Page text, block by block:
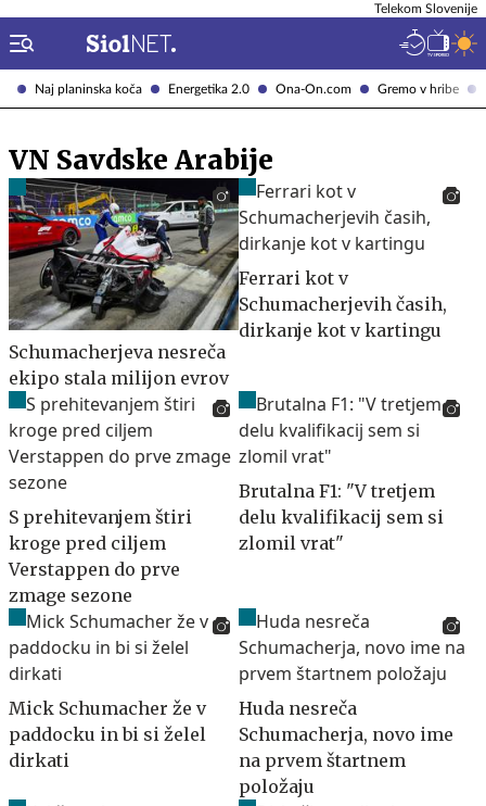
Naj planinska koča Energetika 2.0 Ona-On.com Gremo v hribe
Telekom Slovenije
VN Savdske Arabije
Schumacherjeva nesreča
ekipo stala milijon evrov
Ferrari kot v
Schumacherjevih časih,
dirkanje kot v kartingu
S prehitevanjem štiri
kroge pred ciljem
Verstappen do prve
zmage sezone
Brutalna F1: "V tretjem
delu kvalifikacij sem si
zlomil vrat"
Mick Schumacher že v
paddocku in bi si želel
dirkati
Huda nesreča
Schumacherja, novo ime
na prvem štartnem
položaju